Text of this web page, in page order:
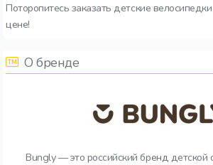
Поторопитесь заказать детские
цене!
О бренде
Bungly — это российский бренд